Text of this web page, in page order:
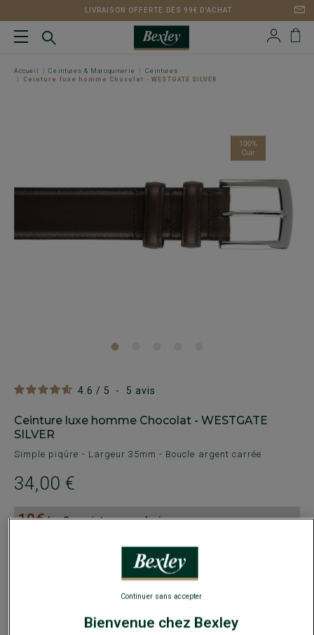
LIVRAISON OFFERTE DÈS 99€ D'ACHAT
Accueil Ceintures & Maroquinerie
Ceintures
Ceinture luxe homme Chocolat - WESTGATE SILVER
4.6 / 5 - 5 avis
Ceinture luxe homme Chocolat - WESTGATE
SILVER
Simple piqûre - Largeur 35mm - Boucle argent carrée
34,00 €
19€La 2e ceinture au choix
Payez en plusieurs fois dès 199€ d'achat
COULEURS DISPONIBLES
Bienvenue chez Bexley
Continuer sans accepter